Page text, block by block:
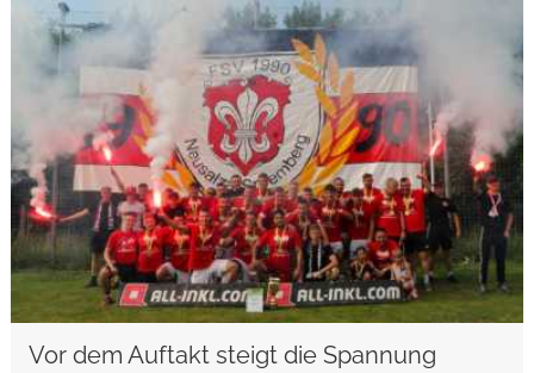
Vor dem Auftakt steigt die Spannung
weiterlesen